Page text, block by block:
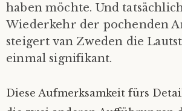
haben möchte. Und
Wiederkehr der pochenden
steigert van Zweden die
einmal signifikant.
Diese Aufmerksamkeit fürs